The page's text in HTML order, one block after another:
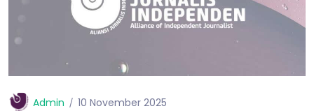
Admin 10 November 2025